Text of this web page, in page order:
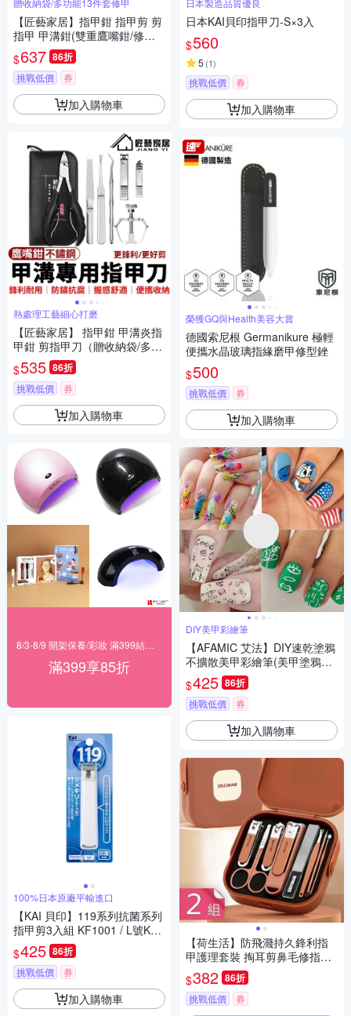
贈收納袋/多功能13件套修甲
【匠藝家居】指甲鉗 指甲剪 剪
指甲 甲溝鉗(雙重鷹嘴鉗/修剪
器/死皮剪/修腳刀工具13件套)-
贈收納袋
$637 86折
挑戰低價 券
加入購物車
熱處理工藝細心打磨
【匠藝家居】 指甲鉗 甲溝炎指
甲鉗 剪指甲刀（贈收納袋/多功
能七件套）
$535 86折
挑戰低價 券
加入購物車
滿399享85折
100%日本原廠平輸進口
【KAI 貝印】119系列抗菌系列
指甲剪3入組 KF1001 / L號KF1
002(任選)-日本境內版
$425 86折
挑戰低價 券
加入購物車
日本製造品質優良
日本KAI貝印指甲刀-S×3入
$560
5 (1)
挑戰低價 券
加入購物車
榮獲GQ與Health美容大賞
德國索尼根 Germanikure 極輕
便攜水晶玻璃指緣磨甲修型銼
$500
挑戰低價 券
加入購物車
DIY美甲彩繪筆
【AFAMIC 艾法】DIY速乾塗鴉
不擴散美甲彩繪筆(美甲塗鴉筆
指甲彩繪筆 丙烯馬克筆 畫筆 彩
色筆)
$425 86折
挑戰低價 券
加入購物車
【荷生活】防飛濺持久鋒利指
甲護理套裝 掏耳剪鼻毛修指甲
精修護理套組-2入組
$382 86折
挑戰低價 券